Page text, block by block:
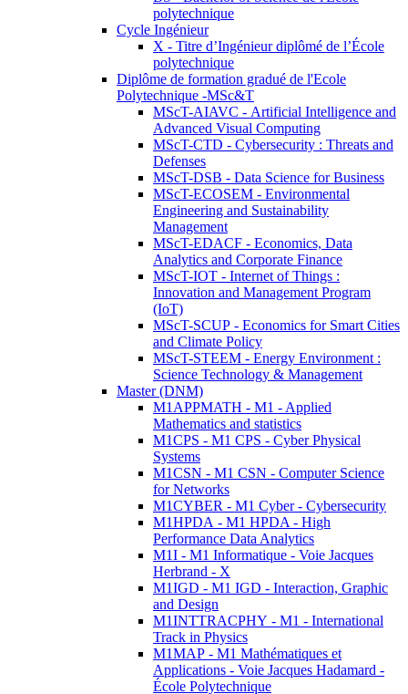
polytechnique
Cycle Ingénieur
X - Titre d’Ingénieur diplômé de l’École
polytechnique
Diplôme de formation gradué de l'Ecole
Polytechnique -MSc&T
MScT-AIAVC - Artificial Intelligence and
Advanced Visual Computing
MScT-CTD - Cybersecurity : Threats and
Defenses
MScT-DSB - Data Science for Business
MScT-ECOSEM - Environmental
Engineering and Sustainability
Management
MScT-EDACF - Economics, Data
Analytics and Corporate Finance
MScT-IOT - Internet of Things :
Innovation and Management Program
(IoT)
MScT-SCUP - Economics for Smart Cities
and Climate Policy
MScT-STEEM - Energy Environment :
Science Technology & Management
Master (DNM)
M1APPMATH - M1 - Applied
Mathematics and statistics
M1CPS - M1 CPS - Cyber Physical
Systems
M1CSN - M1 CSN - Computer Science
for Networks
M1CYBER - M1 Cyber - Cybersecurity
M1HPDA - M1 HPDA - High
Performance Data Analytics
M1I - M1 Informatique - Voie Jacques
Herbrand - X
M1IGD - M1 IGD - Interaction, Graphic
and Design
M1INTTRACPHY - M1 - International
Track in Physics
M1MAP - M1 Mathématiques et
Applications - Voie Jacques Hadamard -
École Polytechnique